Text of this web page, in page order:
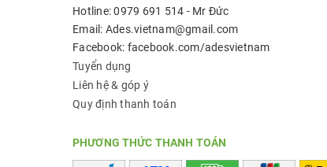
Hotline: 0979 691 514 - Mr Đức
Email: Ades.vietnam@gmail.com
Facebook: facebook.com/adesvietnam
Tuyển dụng
Liên hệ & góp ý
Quy định thanh toán
PHƯƠNG THỨC THANH TOÁN